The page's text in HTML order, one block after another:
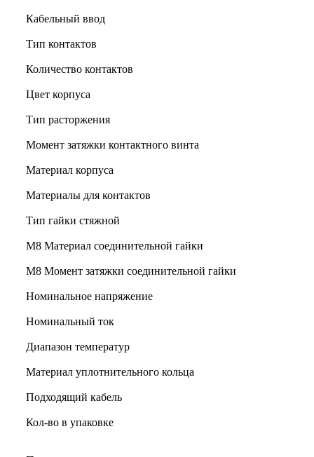
Кабельный ввод
Тип контактов
Количество контактов
Цвет корпуса
Тип расторжения
Момент затяжки контактного винта
Материал корпуса
Материалы для контактов
Тип гайки стяжной
М8 Материал соединительной гайки
M8 Момент затяжки соединительной гайки
Номинальное напряжение
Номинальный ток
Диапазон температур
Материал уплотнительного кольца
Подходящий кабель
Кол-во в упаковке